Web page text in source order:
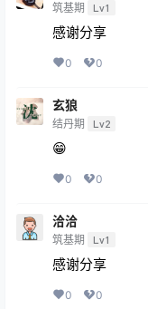
筑基期 Lv1
感谢分享
0 0
玄狼
结丹期 Lv2
😁
0 0
洽洽
筑基期 Lv1
感谢分享
0 0